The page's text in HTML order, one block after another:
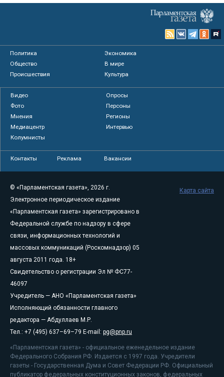
Политика
Экономика
Общество
В мире
Происшествия
Культура
Видео
Опросы
Фото
Персоны
Мнения
Регионы
Медиацентр
Интервью
Колумнисты
Контакты Реклама Вакансии
© «Парламентская газета», 2026 г.
Электронное периодическое издание
«Парламентская газета» зарегистрировано в
Федеральной службе по надзору в сфере
связи, информационных технологий и
массовых коммуникаций (Роскомнадзор) 05
августа 2011 года. 18+
Свидетельство о регистрации Эл № ФС77-
46097
Учредитель — АНО «Парламентская газета»
Исполняющий обязанности главного
редактора — Абдуллаев М.Р.
Тел.: +7 (495) 637–69–79 E-mail: pg@pnp.ru
«Парламентская газета» - официальное еженедельное издание
Федерального Собрания РФ. Издается с 1997 года. Учредители
газеты - Государственная Дума и Совет Федерации РФ. Официальный
публикатор федеральных конституционных законов, федеральных
Карта сайта